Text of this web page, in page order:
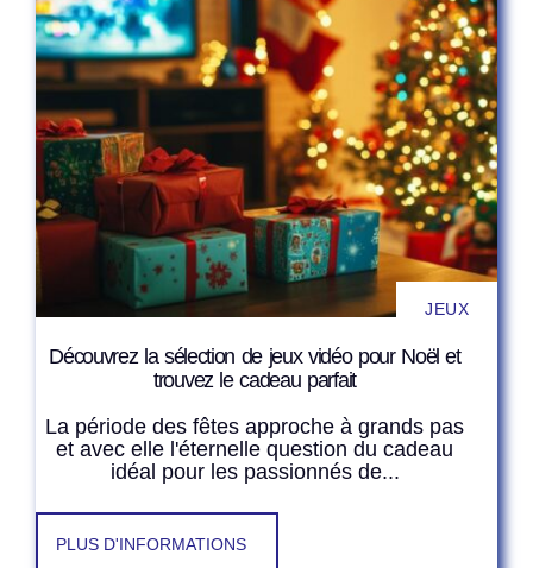
JEUX
Découvrez la sélection de jeux vidéo pour Noël et
trouvez le cadeau parfait
La période des fêtes approche à grands pas
et avec elle l'éternelle question du cadeau
idéal pour les passionnés de...
PLUS D'INFORMATIONS